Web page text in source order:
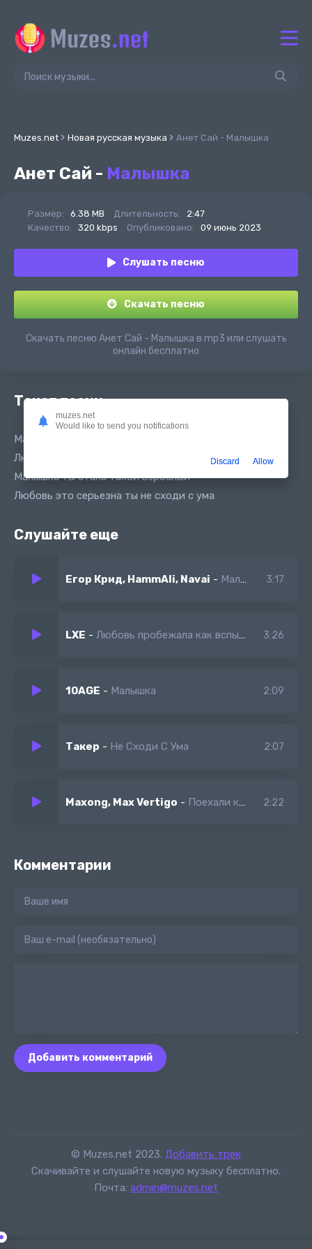
Muzes.net Новая русская музыка Анет Сай - Малышка
Анет Сай - Малышка
Размер: 6.38 MB Длительность:
2:47
Качество:
320 kbps Опубликовано: 09 июнь 2023
Слушать песню
Скачать песню
Скачать песню Анет Сай - Малышка в mp3 или слушать
онлайн бесплатно
Текст песни
Малышка ты стала такой взрослый
Любовь это серьезна ты не сходи с ума
Малышка ты стала такой взрослый
Любовь это серьезна ты не сходи с ума
Слушайте еще
Егор Крид, HammAli, Navai - Малышка проще ведь просто простить 3:17
LXE - Любовь пробежала как вспышка xто же ты грустишь малышка 3:26
10AGE - Малышка 2:09
Такер - Не Сходи С Ума 2:07
Maxong, Max Vertigo - Поехали ко мне малышка 2:22
Комментарии
Добавить комментарий
© Muzes.net 2023. Добавить трек
Скачивайте и слушайте новую музыку бесплатно.
Почта: admin@muzes.net
muzes.net
Would like to send you notifications
Discard Allow